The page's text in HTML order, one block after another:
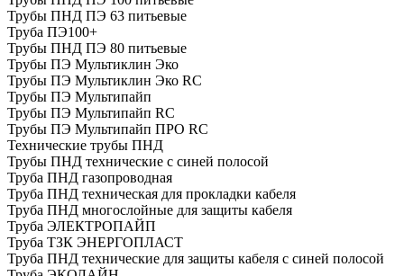
Трубы ПНД ПЭ 63 питьевые
Труба ПЭ100+
Трубы ПНД ПЭ 80 питьевые
Трубы ПЭ Мультиклин Эко
Трубы ПЭ Мультиклин Эко RC
Трубы ПЭ Мультипайп
Трубы ПЭ Мультипайп RC
Трубы ПЭ Мультипайп ПРО RC
Технические трубы ПНД
Трубы ПНД технические с синей полосой
Труба ПНД газопроводная
Труба ПНД техническая для прокладки кабеля
Труба ПНД многослойные для защиты кабеля
Труба ЭЛЕКТРОПАЙП
Труба ТЗК ЭНЕРГОПЛАСТ
Труба ПНД технические для защиты кабеля с синей полосой